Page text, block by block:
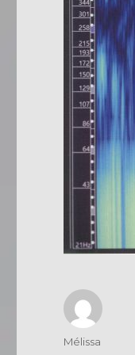
Auteur
Mélissa